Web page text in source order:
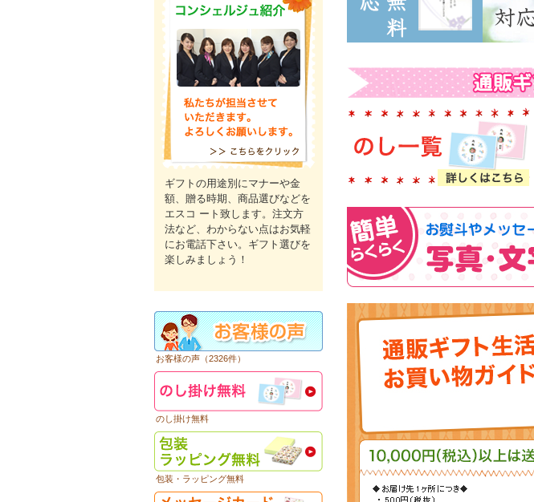
ギフトの用途別にマナーや金
額、贈る時期、商品選びなどを
エスコ ート致します。注文方
法など、わからない点はお気軽
にお電話下さい。ギフト選びを
楽しみましょう！
お客様の声（2326件）
のし掛け無料
包装・ラッピング無料